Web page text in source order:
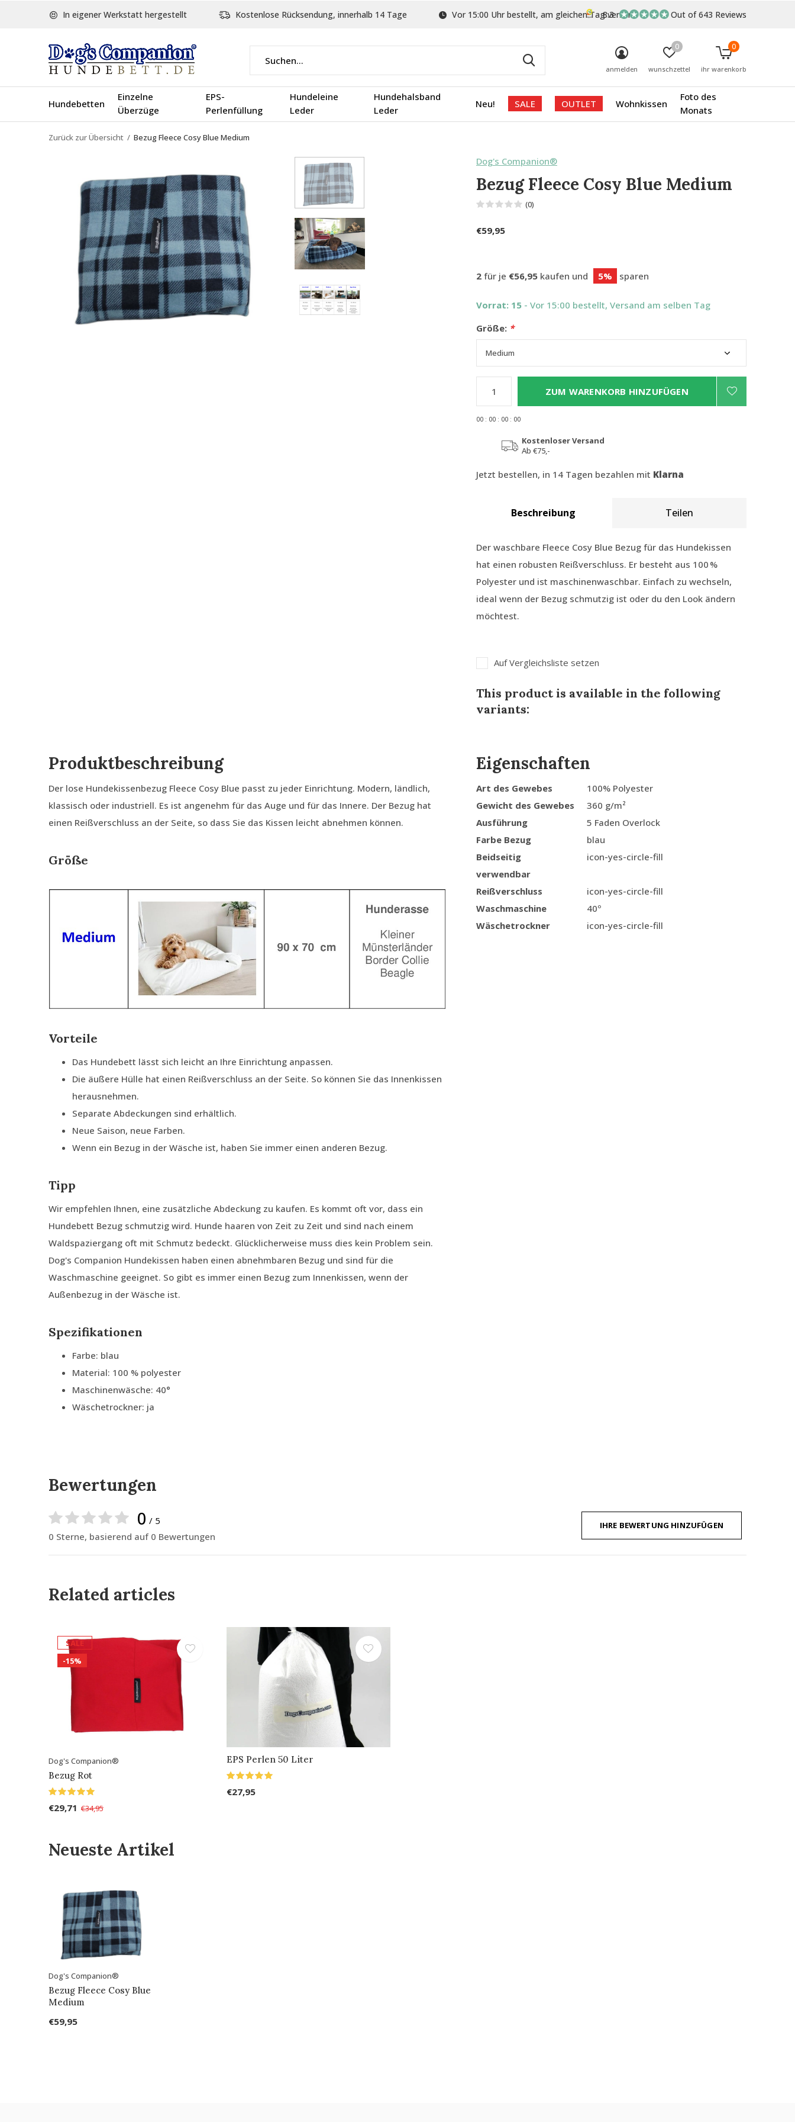
Hundebetten
Einzelne
Überzüge
EPS-
Perlenfüllung
Hundeleine
Leder
Hundehalsband
Leder
Neu! SALE OUTLET Wohnkissen
Foto des
Monats
anmelden wunschzettel
0
ihr warenkorb
0
In eigener Werkstatt hergestellt Kostenlose Rücksendung, innerhalb 14 Tage Vor 15:00 Uhr bestellt, am gleichen Tag versand
8.3 Out of 643 Reviews
Zurück zur Übersicht Bezug Fleece Cosy Blue Medium
Dog's Companion®
Bezug Fleece Cosy Blue Medium
(0)
€59,95
2 für je €56,95 kaufen und 5% sparen
Vorrat: 15 - Vor 15:00 bestellt, Versand am selben Tag
Größe: *
ZUM WARENKORB HINZUFÜGEN
00 : 00 : 00 : 00
Kostenloser Versand
Ab €75,-
Jetzt bestellen, in 14 Tagen bezahlen mit Klarna
Beschreibung Teilen
Der waschbare Fleece Cosy Blue Bezug für das Hundekissen
hat einen robusten Reißverschluss. Er besteht aus 100 %
Polyester und ist maschinenwaschbar. Einfach zu wechseln,
ideal wenn der Bezug schmutzig ist oder du den Look ändern
möchtest.
Auf Vergleichsliste setzen
This product is available in the following
variants:
Produktbeschreibung
Der lose Hundekissenbezug Fleece Cosy Blue passt zu jeder Einrichtung. Modern, ländlich,
klassisch oder industriell. Es ist angenehm für das Auge und für das Innere. Der Bezug hat
einen Reißverschluss an der Seite, so dass Sie das Kissen leicht abnehmen können.
Größe
Vorteile
Das Hundebett lässt sich leicht an Ihre Einrichtung anpassen.
Die äußere Hülle hat einen Reißverschluss an der Seite. So können Sie das Innenkissen
herausnehmen.
Separate Abdeckungen sind erhältlich.
Neue Saison, neue Farben.
Wenn ein Bezug in der Wäsche ist, haben Sie immer einen anderen Bezug.
Tipp
Wir empfehlen Ihnen, eine zusätzliche Abdeckung zu kaufen. Es kommt oft vor, dass ein
Hundebett Bezug schmutzig wird. Hunde haaren von Zeit zu Zeit und sind nach einem
Waldspaziergang oft mit Schmutz bedeckt. Glücklicherweise muss dies kein Problem sein.
Dog's Companion Hundekissen haben einen abnehmbaren Bezug und sind für die
Waschmaschine geeignet. So gibt es immer einen Bezug zum Innenkissen, wenn der
Außenbezug in der Wäsche ist.
Spezifikationen
Farbe: blau
Material: 100 % polyester
Maschinenwäsche: 40°
Wäschetrockner: ja
Eigenschaften
Art des Gewebes
100% Polyester
Gewicht des Gewebes
360 g/m²
Ausführung
5 Faden Overlock
Farbe Bezug
blau
Beidseitig
verwendbar
icon-yes-circle-fill
Reißverschluss
icon-yes-circle-fill
Waschmaschine
40º
Wäschetrockner
icon-yes-circle-fill
Bewertungen
0 / 5
0 Sterne, basierend auf 0 Bewertungen
IHRE BEWERTUNG HINZUFÜGEN
Related articles
SALE
-15%
Dog's Companion®
Bezug Rot
€29,71 €34,95
EPS Perlen 50 Liter
€27,95
Neueste Artikel
Dog's Companion®
Bezug Fleece Cosy Blue
Medium
€59,95